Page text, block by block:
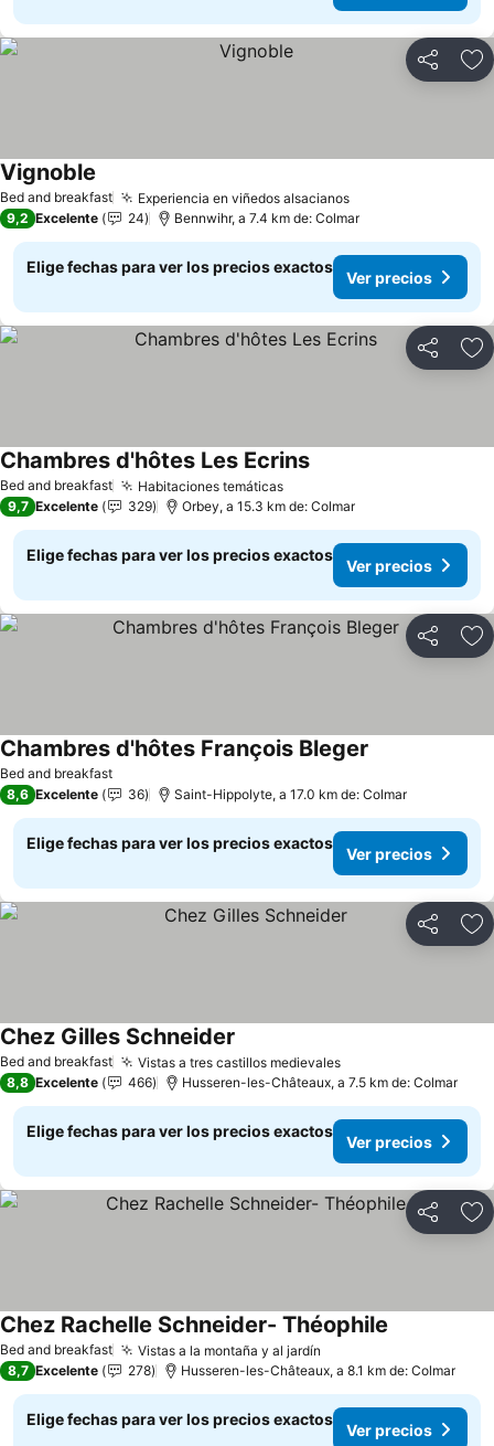
Compartir
Bed and breakfast Experiencia en viñedos alsacianos
Vignoble
9,2 Excelente 24 Bennwihr, a 7.4 km de: Colmar
Elige fechas para ver los precios exactos
Ver precios
Compartir
Bed and breakfast Habitaciones temáticas
Chambres d'hôtes Les Ecrins
9,7 Excelente 329 Orbey, a 15.3 km de: Colmar
Elige fechas para ver los precios exactos
Ver precios
Compartir
Bed and breakfast
Chambres d'hôtes François Bleger
8,6 Excelente 36 Saint-Hippolyte, a 17.0 km de: Colmar
Elige fechas para ver los precios exactos
Ver precios
Compartir
Bed and breakfast Vistas a tres castillos medievales
Chez Gilles Schneider
8,8 Excelente 466 Husseren-les-Châteaux, a 7.5 km de: Colmar
Elige fechas para ver los precios exactos
Ver precios
Compartir
Bed and breakfast Vistas a la montaña y al jardín
Chez Rachelle Schneider- Théophile
8,7 Excelente 278 Husseren-les-Châteaux, a 8.1 km de: Colmar
Elige fechas para ver los precios exactos
Ver precios